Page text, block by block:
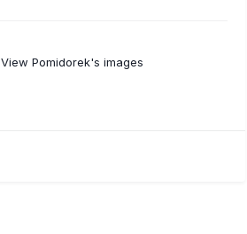
View Pomidorek's images